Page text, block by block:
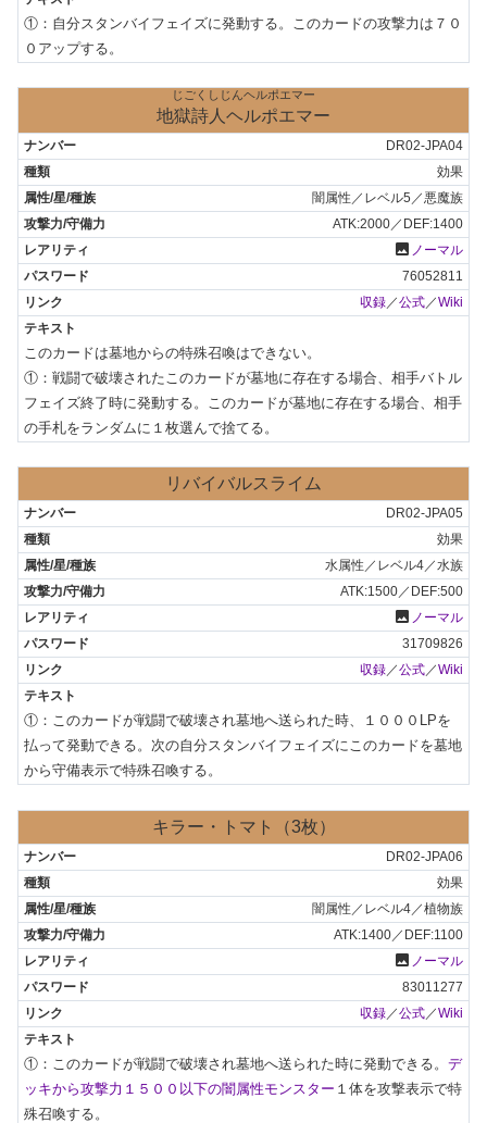
①：自分スタンバイフェイズに発動する。このカードの攻撃力は７０
０アップする。
じごくしじんヘルポエマー
地獄詩人ヘルポエマー
DR02-JPA04
効果
闇属性／レベル5／悪魔族
ATK:2000／DEF:1400
photo ノーマル
76052811
収録／公式／Wiki
このカードは墓地からの特殊召喚はできない。
①：戦闘で破壊されたこのカードが墓地に存在する場合、相手バトル
フェイズ終了時に発動する。このカードが墓地に存在する場合、相手
の手札をランダムに１枚選んで捨てる。
リバイバルスライム
DR02-JPA05
効果
水属性／レベル4／水族
ATK:1500／DEF:500
photo ノーマル
31709826
収録／公式／Wiki
①：このカードが戦闘で破壊され墓地へ送られた時、１０００LPを
払って発動できる。次の自分スタンバイフェイズにこのカードを墓地
から守備表示で特殊召喚する。
キラー・トマト（3枚）
DR02-JPA06
効果
闇属性／レベル4／植物族
ATK:1400／DEF:1100
photo ノーマル
83011277
収録 ／公式 ／Wiki
①：このカードが戦闘で破壊され墓地へ送られた時に発動できる。 デ
ッキから攻撃力１５００以下の闇属性モンスター １体を攻撃表示で特
殊召喚する。